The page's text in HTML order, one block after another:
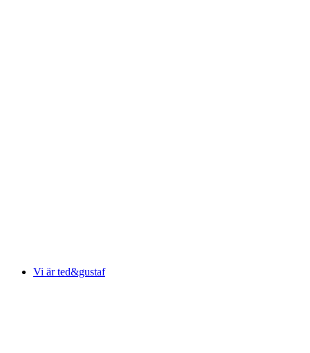
Vi är ted&gustaf